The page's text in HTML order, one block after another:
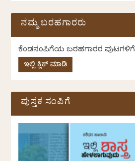
ನಮ್ಮ ಬರಹಗಾರರು
ಕೆಂಡಸಂಪಿಗೆಯ ಬರಹಗಾರರ ಪುಟಗಳಿಗೆ
ಇಲ್ಲಿ ಕ್ಲಿಕ್ ಮಾಡಿ
ಪುಸ್ತಕ ಸಂಪಿಗೆ